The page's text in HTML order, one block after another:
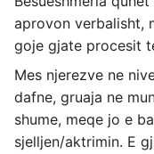
aprovon verbalisht,
goje gjate procesit
Mes njerezve ne
dafne, gruaja ne
shume, meqe jo e
sjelljen/aktrimin. E